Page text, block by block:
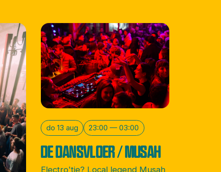
do 13 aug 23:00 — 03:00
DE DANSVLOER / MUSAH
Electro'tje? Local legend Musah